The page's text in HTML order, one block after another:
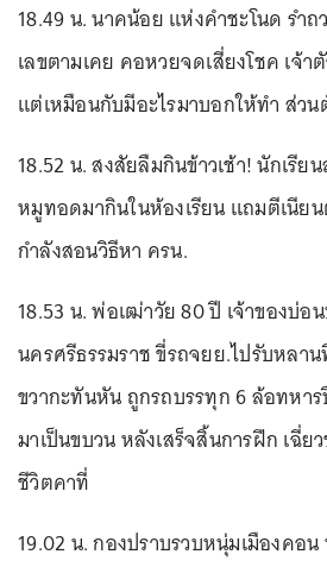
18.49 น. นาคน้อย แห่งคำชะโนด รำ
เลขตามเคย คอหวยจดเสี่ยงโชค เจ้า
แต่เหมือนกับมีอะไรมาบอกให้ทำ ส่วน
18.52 น. สงสัยลืมกินข้าวเช้า! นักเรีย
หมูทอดมากินในห้องเรียน แถมตีเนีย
กำลังสอนวิธีหา ครน.
18.53 น. พ่อเฒ่าวัย 80 ปี เจ้าของบ่อ
นครศรีธรรมราช ขี่รถจยย.ไปรับหลาน
ขวากะทันหัน ถูกรถบรรทุก 6 ล้อทหา
มาเป็นขบวน หลังเสร็จสิ้นการฝึก เฉี่ย
ชีวิตคาที่
19.02 น. กองปราบรวบหนุ่มเมืองค